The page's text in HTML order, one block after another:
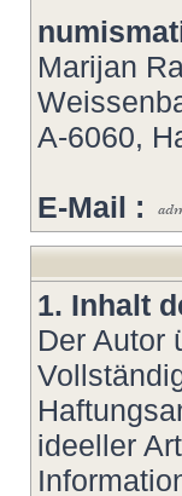
Marijan
A-6060,
E-Mail :
1. Inhalt
Der Autor
ideeller